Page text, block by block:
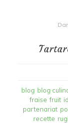
blog blog
fraise fruit
partenariat
recette